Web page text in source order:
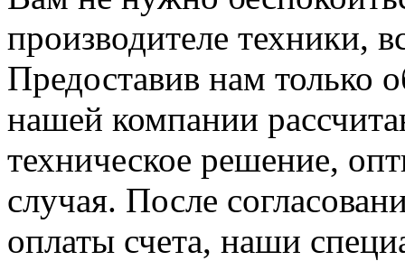
производителе техники,
Предоставив нам только
нашей компании
техническое решение,
случая. После
оплаты счета, наши